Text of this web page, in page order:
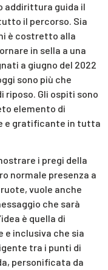
addirittura guida il
il percorso. Sia
è costretto alla
in sella a una
a giugno del 2022
sono più che
Gli ospiti sono
elemento di
e gratificante in tutta
i pregi della
normale presenza a
vuole anche
che sarà
è quella di
e inclusiva che sia
tra i punti di
personificata da